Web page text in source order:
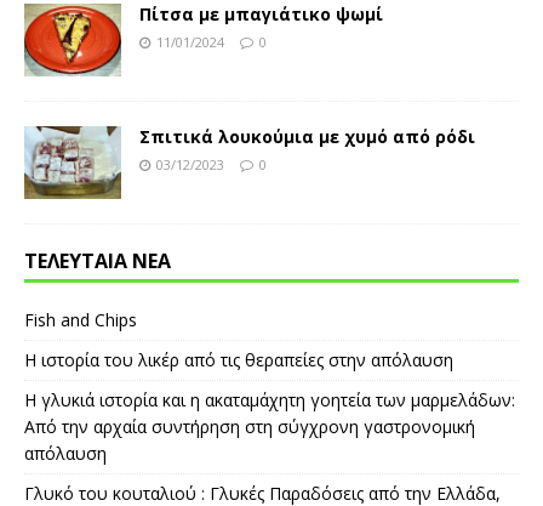
Πίτσα με μπαγιάτικο ψωμί
11/01/2024 0
Σπιτικά λουκούμια με χυμό από ρόδι
03/12/2023 0
ΤΕΛΕΥΤΑΙΑ ΝΕΑ
Fish and Chips
Η ιστορία του λικέρ από τις θεραπείες στην απόλαυση
Η γλυκιά ιστορία και η ακαταμάχητη γοητεία των μαρμελάδων:
Από την αρχαία συντήρηση στη σύγχρονη γαστρονομική
απόλαυση
Γλυκό του κουταλιού : Γλυκές Παραδόσεις από την Ελλάδα,